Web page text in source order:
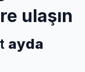
ulaşın
ayda